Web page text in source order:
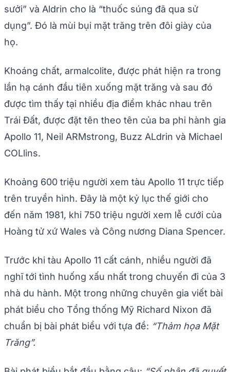
sưởi” và Aldrin cho là “thuốc súng đã qua sử
dụng”. Đó là mùi bụi mặt trăng trên đôi giày của
họ.
Khoáng chất, armalcolite, được phát hiện ra trong
lần hạ cánh đầu tiên xuống mặt trăng và sau đó
được tìm thấy tại nhiều địa điểm khác nhau trên
Trái Đất, được đặt tên theo tên của ba phi hành gia
Apollo 11, Neil ARMstrong, Buzz ALdrin và Michael
COLlins.
Khoảng 600 triệu người xem tàu ​​Apollo 11 trực tiếp
trên truyền hình. Đây là một kỷ lục thế giới cho
đến năm 1981, khi 750 triệu người xem lễ cưới của
Hoàng tử xứ Wales và Công nương Diana Spencer.
Trước khi tàu Apollo 11 cất cánh, nhiều người đã
nghĩ tới tình huống xấu nhất trong chuyến đi của 3
nhà du hành. Một trong những chuyên gia viết bài
phát biểu cho Tổng thống Mỹ Richard Nixon đã
chuẩn bị bài phát biểu với tựa đề: “Thảm họa Mặt
Trăng”.